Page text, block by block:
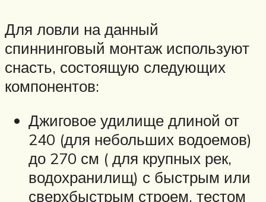
Для ловли на данный
спиннинговый монтаж используют
снасть, состоящую следующих
компонентов:
Джиговое удилище длиной от
240 (для небольших водоемов)
до 270 см ( для крупных рек,
водохранилищ) с быстрым или
сверхбыстрым строем, тестом